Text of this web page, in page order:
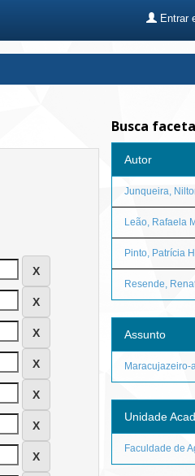
Entrar
Busca
Autor
Junqueira,
Leão, Rafaela
Pinto, Patrícia
Resende,
Assunto
Maracujazeiro-
Unidade
Faculdade de